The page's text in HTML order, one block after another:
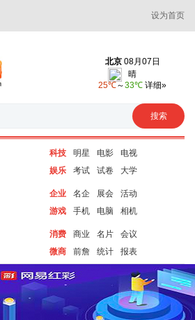
设为首页
科技 明星 电影
电视
娱乐
考试 试卷 大学
企业 名企 展会
活动
游戏
手机 电脑 相机
消费 商业 名片
会议
微商
前詹 统计 报表